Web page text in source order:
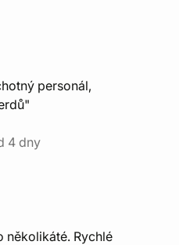
personál,
4 dny
několikáté. Rychlé